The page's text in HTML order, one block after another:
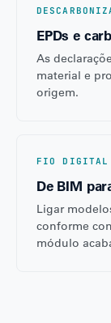
EPDs e
As
material e
origem.
FIO DIGITAL
De BIM
Ligar
conforme
módulo